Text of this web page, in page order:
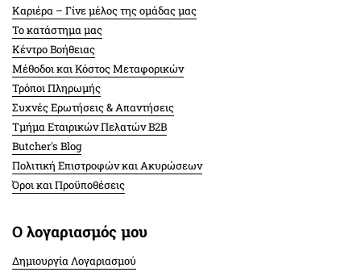
Καριέρα – Γίνε μέλος της ομάδας μας
Το κατάστημα μας
Κέντρο Βοήθειας
Μέθοδοι και Κόστος Μεταφορικών
Τρόποι Πληρωμής
Συχνές Ερωτήσεις & Απαντήσεις
Τμήμα Εταιρικών Πελατών Β2Β
Butcher's Blog
Πολιτική Επιστροφών και Ακυρώσεων
Όροι και Προϋποθέσεις
Ο λογαριασμός μου
Δημιουργία Λογαριασμού